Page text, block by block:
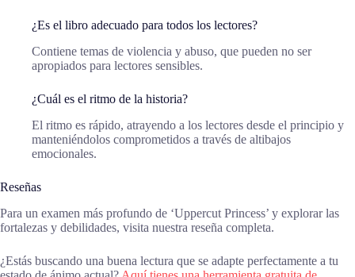
¿Es el libro adecuado para todos los lectores?
Contiene temas de violencia y abuso, que pueden no ser
apropiados para lectores sensibles.
¿Cuál es el ritmo de la historia?
El ritmo es rápido, atrayendo a los lectores desde el principio y
manteniéndolos comprometidos a través de altibajos
emocionales.
Reseñas
Para un examen más profundo de ‘Uppercut Princess’ y explorar las
fortalezas y debilidades, visita nuestra reseña completa.
¿Estás buscando una buena lectura que se adapte perfectamente a tu